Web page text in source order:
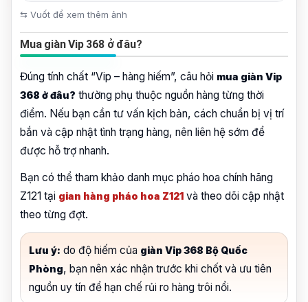
⇆ Vuốt để xem thêm ảnh
Mua giàn Vip 368 ở đâu?
Đúng tính chất “Vip – hàng hiếm”, câu hỏi mua giàn Vip
368 ở đâu? thường phụ thuộc nguồn hàng từng thời
điểm. Nếu bạn cần tư vấn kịch bản, cách chuẩn bị vị trí
bắn và cập nhật tình trạng hàng, nên liên hệ sớm để
được hỗ trợ nhanh.
Bạn có thể tham khảo danh mục pháo hoa chính hãng
Z121 tại gian hàng pháo hoa Z121 và theo dõi cập nhật
theo từng đợt.
Lưu ý: do độ hiếm của giàn Vip 368 Bộ Quốc
Phòng, bạn nên xác nhận trước khi chốt và ưu tiên
nguồn uy tín để hạn chế rủi ro hàng trôi nổi.